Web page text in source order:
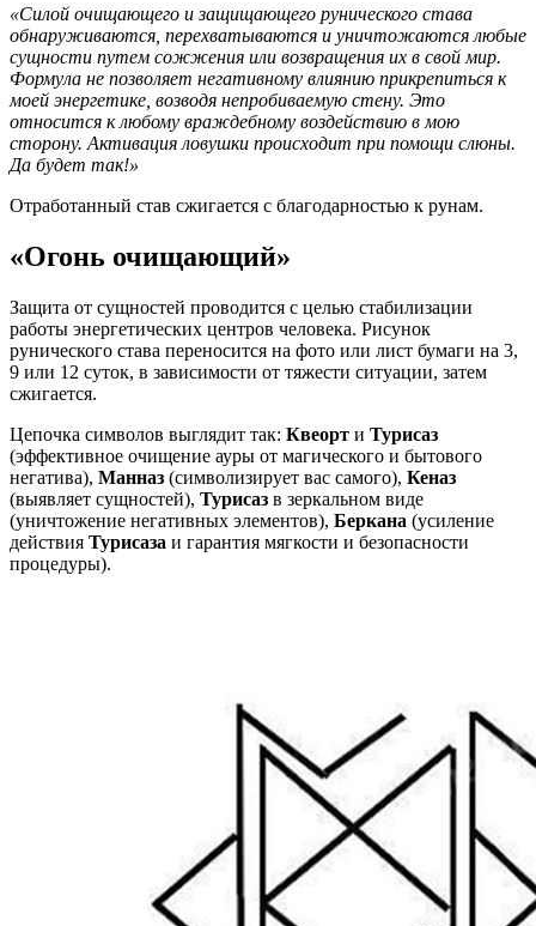
«Силой очищающего и защищающего рунического става
обнаруживаются, перехватываются и уничтожаются любые
сущности путем сожжения или возвращения их в свой мир.
Формула не позволяет негативному влиянию прикрепиться к
моей энергетике, возводя непробиваемую стену. Это
относится к любому враждебному воздействию в мою
сторону. Активация ловушки происходит при помощи слюны.
Да будет так!»
Отработанный став сжигается с благодарностью к рунам.
«Огонь очищающий»
Защита от сущностей проводится с целью стабилизации
работы энергетических центров человека. Рисунок
рунического става переносится на фото или лист бумаги на 3,
9 или 12 суток, в зависимости от тяжести ситуации, затем
сжигается.
Цепочка символов выглядит так: Квеорт и Турисаз
(эффективное очищение ауры от магического и бытового
негатива), Манназ (символизирует вас самого), Кеназ
(выявляет сущностей), Турисаз в зеркальном виде
(уничтожение негативных элементов), Беркана (усиление
действия Турисаза и гарантия мягкости и безопасности
процедуры).